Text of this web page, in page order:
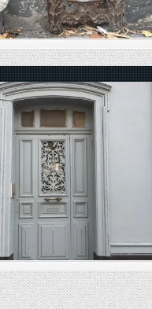
Posted in